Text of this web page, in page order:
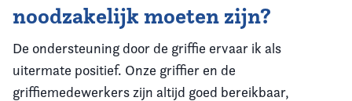
noodzakelijk moeten zijn?
De ondersteuning door de griffie ervaar ik als
uitermate positief. Onze griffier en de
griffiemedewerkers zijn altijd goed bereikbaar,